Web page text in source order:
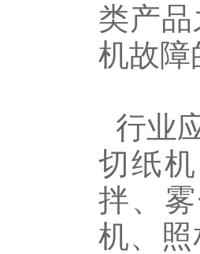
类产
机故障
行业
切纸
拌、
机、